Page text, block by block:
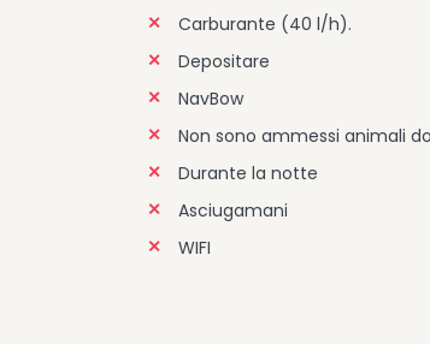
Carburante (40 l/h).
Depositare
NavBow
Non sono ammessi animali
Durante la notte
Asciugamani
WIFI